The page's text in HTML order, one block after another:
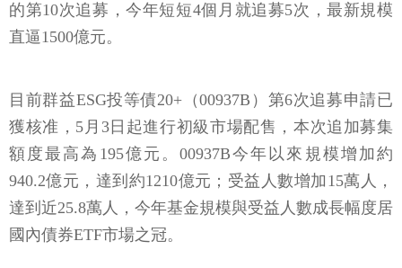
的第10次追募，今年短短4個月就追募5次，最新規模
直逼1500億元。
目前群益ESG投等債20+（00937B）第6次追募申請已
獲核准，5月3日起進行初級市場配售，本次追加募集
額度最高為195億元。00937B今年以來規模增加約
940.2億元，達到約1210億元；受益人數增加15萬人，
達到近25.8萬人，今年基金規模與受益人數成長幅度居
國內債券ETF市場之冠。